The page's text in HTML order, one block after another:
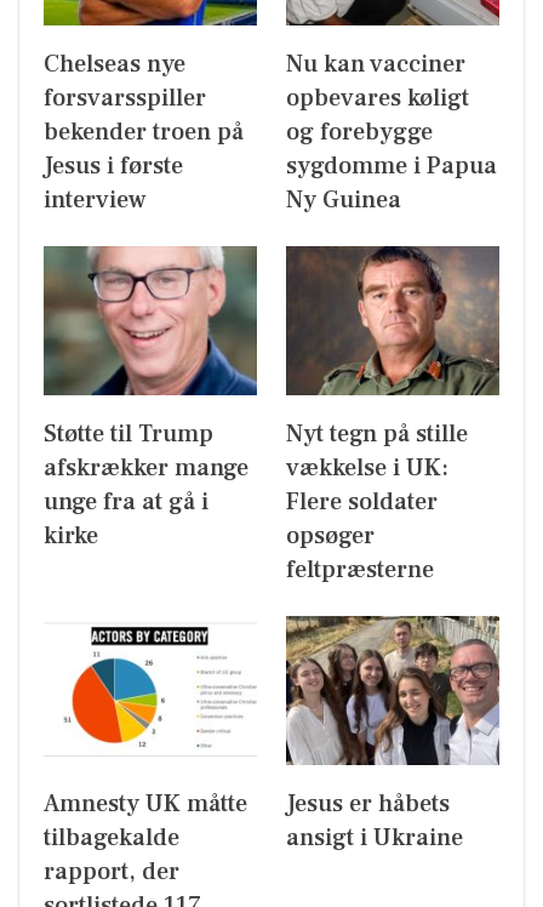
Chelseas nye
forsvarsspiller
bekender troen på
Jesus i første
interview
Nu kan vacciner
opbevares køligt
og forebygge
sygdomme i Papua
Ny Guinea
Støtte til Trump
afskrækker mange
unge fra at gå i
kirke
Nyt tegn på stille
vækkelse i UK:
Flere soldater
opsøger
feltpræsterne
Amnesty UK måtte
tilbagekalde
rapport, der
Jesus er håbets
ansigt i Ukraine